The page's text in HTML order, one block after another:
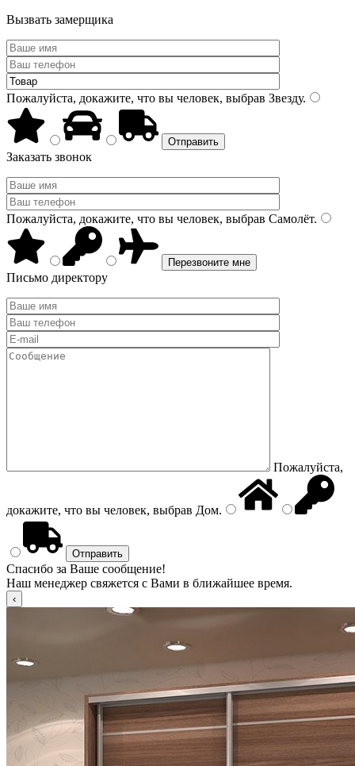
Вызвать замерщика
Пожалуйста, докажите, что вы человек, выбрав Звезду.
Заказать звонок
Пожалуйста, докажите, что вы человек, выбрав Самолёт.
Письмо директору
Пожалуйста,
докажите, что вы человек, выбрав Дом.
Спасибо за Ваше сообщение!
Наш менеджер свяжется с Вами в ближайшее время.